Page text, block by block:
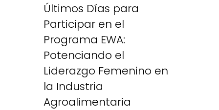
Últimos Días para
Participar en el
Programa EWA:
Potenciando el
Liderazgo Femenino en
la Industria
Agroalimentaria